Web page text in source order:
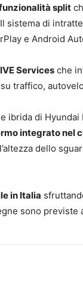
split
sistema di
e Android
Services che
traffico,
ibrida di Hyundai
integrato nel
dello
in Italia
sono previste